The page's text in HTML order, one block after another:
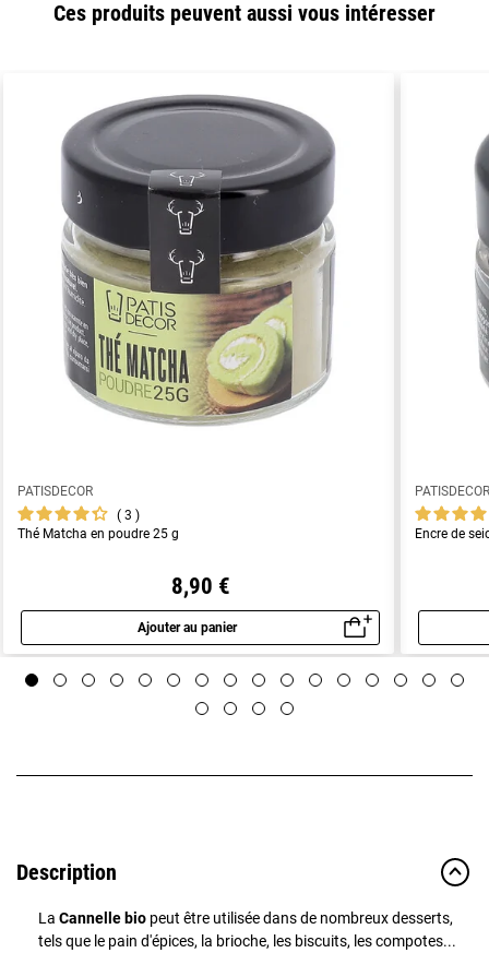
Ces produits peuvent aussi vous intéresser
PATISDECOR
3
Thé Matcha en poudre 25 g
8,90 €
Ajouter au panier
Aperçu rapide
Encre de
Description
La Cannelle bio peut être utilisée dans de nombreux desserts,
tels que le pain d'épices, la brioche, les biscuits, les compotes...